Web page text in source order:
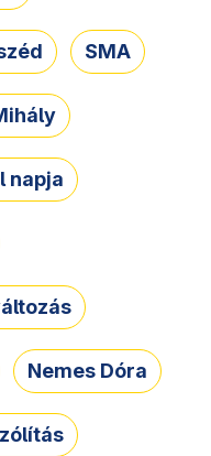
SMA
napja
Nemes Dóra